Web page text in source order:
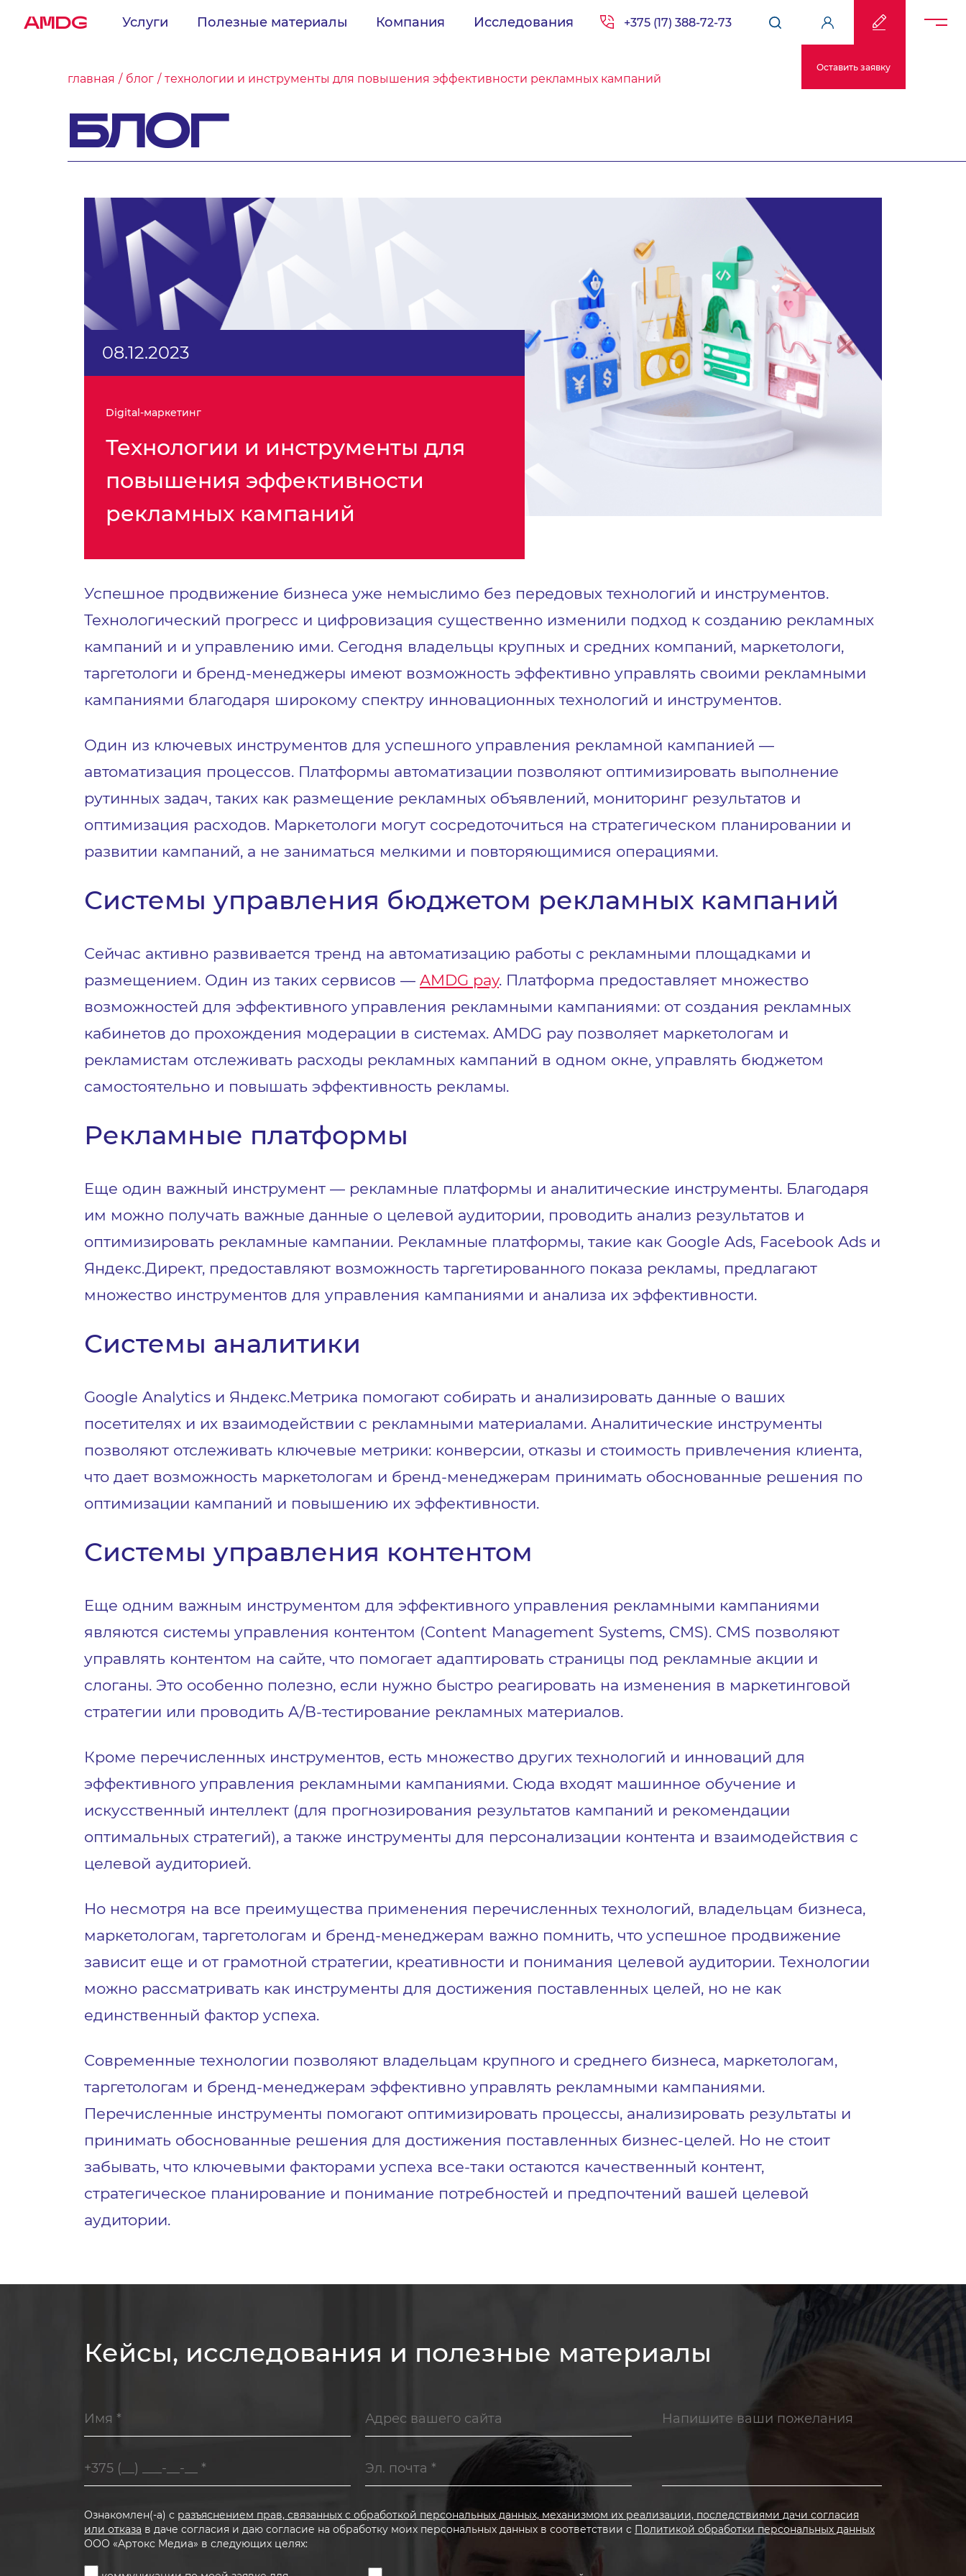
AMDG Услуги Полезные материалы Компания Исследования +375 (17) 388-72-73
Оставить заявку
главная блог технологии и инструменты для повышения эффективности рекламных кампаний
БЛОГ
08.12.2023
Digital-маркетинг
Технологии и инструменты для
повышения эффективности
рекламных кампаний
Успешное продвижение бизнеса уже немыслимо без передовых технологий и инструментов.
Технологический прогресс и цифровизация существенно изменили подход к созданию рекламных
кампаний и и управлению ими. Сегодня владельцы крупных и средних компаний, маркетологи,
таргетологи и бренд-менеджеры имеют возможность эффективно управлять своими рекламными
кампаниями благодаря широкому спектру инновационных технологий и инструментов.
Один из ключевых инструментов для успешного управления рекламной кампанией —
автоматизация процессов. Платформы автоматизации позволяют оптимизировать выполнение
рутинных задач, таких как размещение рекламных объявлений, мониторинг результатов и
оптимизация расходов. Маркетологи могут сосредоточиться на стратегическом планировании и
развитии кампаний, а не заниматься мелкими и повторяющимися операциями.
Системы управления бюджетом рекламных кампаний
Сейчас активно развивается тренд на автоматизацию работы с рекламными площадками и
размещением. Один из таких сервисов — AMDG pay. Платформа предоставляет множество
возможностей для эффективного управления рекламными кампаниями: от создания рекламных
кабинетов до прохождения модерации в системах. AMDG pay позволяет маркетологам и
рекламистам отслеживать расходы рекламных кампаний в одном окне, управлять бюджетом
самостоятельно и повышать эффективность рекламы.
Рекламные платформы
Еще один важный инструмент — рекламные платформы и аналитические инструменты. Благодаря
им можно получать важные данные о целевой аудитории, проводить анализ результатов и
оптимизировать рекламные кампании. Рекламные платформы, такие как Google Ads, Facebook Ads и
Яндекс.Директ, предоставляют возможность таргетированного показа рекламы, предлагают
множество инструментов для управления кампаниями и анализа их эффективности.
Системы аналитики
Google Analytics и Яндекс.Метрика помогают собирать и анализировать данные о ваших
посетителях и их взаимодействии с рекламными материалами. Аналитические инструменты
позволяют отслеживать ключевые метрики: конверсии, отказы и стоимость привлечения клиента,
что дает возможность маркетологам и бренд-менеджерам принимать обоснованные решения по
оптимизации кампаний и повышению их эффективности.
Системы управления контентом
Еще одним важным инструментом для эффективного управления рекламными кампаниями
являются системы управления контентом (Content Management Systems, CMS). CMS позволяют
управлять контентом на сайте, что помогает адаптировать страницы под рекламные акции и
слоганы. Это особенно полезно, если нужно быстро реагировать на изменения в маркетинговой
стратегии или проводить A/B-тестирование рекламных материалов.
Кроме перечисленных инструментов, есть множество других технологий и инноваций для
эффективного управления рекламными кампаниями. Сюда входят машинное обучение и
искусственный интеллект (для прогнозирования результатов кампаний и рекомендации
оптимальных стратегий), а также инструменты для персонализации контента и взаимодействия с
целевой аудиторией.
Но несмотря на все преимущества применения перечисленных технологий, владельцам бизнеса,
маркетологам, таргетологам и бренд-менеджерам важно помнить, что успешное продвижение
зависит еще и от грамотной стратегии, креативности и понимания целевой аудитории. Технологии
можно рассматривать как инструменты для достижения поставленных целей, но не как
единственный фактор успеха.
Современные технологии позволяют владельцам крупного и среднего бизнеса, маркетологам,
таргетологам и бренд-менеджерам эффективно управлять рекламными кампаниями.
Перечисленные инструменты помогают оптимизировать процессы, анализировать результаты и
принимать обоснованные решения для достижения поставленных бизнес-целей. Но не стоит
забывать, что ключевыми факторами успеха все-таки остаются качественный контент,
стратегическое планирование и понимание потребностей и предпочтений вашей целевой
аудитории.
Кейсы, исследования и полезные материалы
Ознакомлен(-а) с разъяснением прав, связанных с обработкой персональных данных, механизмом их реализации, последствиями дачи согласия
или отказа в даче согласия и даю согласие на обработку моих персональных данных в соответствии с Политикой обработки персональных данных
ООО «Артокс Медиа» в следующих целях: